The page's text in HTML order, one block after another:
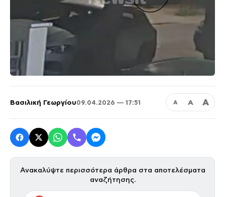
Βασιλική Γεωργίου09.04.2026 — 17:51 Α Α Α
Ανακαλύψτε περισσότερα άρθρα στα αποτελέσματα
αναζήτησης.